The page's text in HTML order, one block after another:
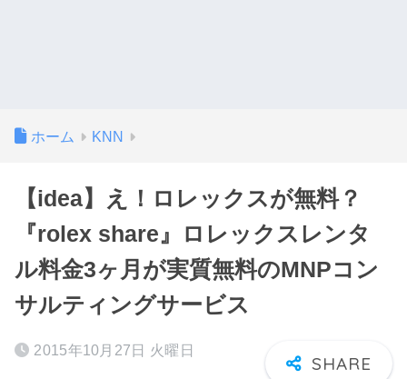
ホーム KNN
【idea】え！ロレックスが無料？
『rolex share』ロレックスレンタ
ル料金3ヶ月が実質無料のMNPコン
サルティングサービス
2015年10月27日 火曜日